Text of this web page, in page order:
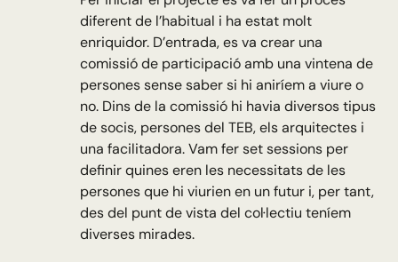
diferent de l’habitual i ha estat molt
enriquidor. D’entrada, es va crear una
comissió de participació amb una vintena de
persones sense saber si hi aniríem a viure o
no. Dins de la comissió hi havia diversos tipus
de socis, persones del TEB, els arquitectes i
una facilitadora. Vam fer set sessions per
definir quines eren les necessitats de les
persones que hi viurien en un futur i, per tant,
des del punt de vista del col·lectiu teníem
diverses mirades.